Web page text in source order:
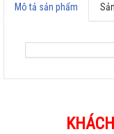
Mô tả sản phẩm